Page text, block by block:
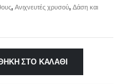
, Ανιχνευτές χρυσού, Δάση και
ΣΤΟ ΚΑΛΆΘΙ